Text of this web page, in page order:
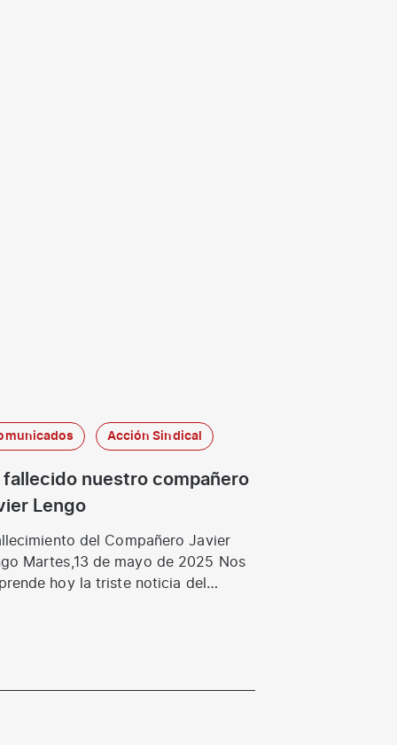
Acción Sindical
fallecido nuestro compañero
Lengo
del Compañero Javier
Martes,13 de mayo de 2025 Nos
hoy la triste noticia del